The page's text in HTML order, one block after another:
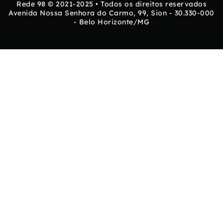
Rede 98 © 2021-2025 • Todos os direitos reservados
Avenida Nossa Senhora do Carmo, 99, Sion - 30.330-000
- Belo Horizonte/MG